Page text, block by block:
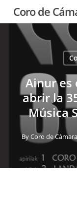
Coro de
Ainur es
abrir la
Música
ByCoro de